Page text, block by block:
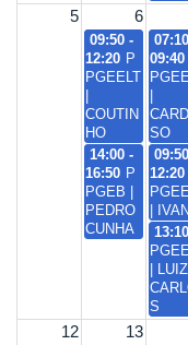
09:50 -
12:20 P
PGEELT
COUTIN
HO
14:00 -
16:50 P
PGEB |
PEDRO
CUNHA
09:40
SO
12:20
| IVAN
13:10
| LUIZ
S
5 6
12 13